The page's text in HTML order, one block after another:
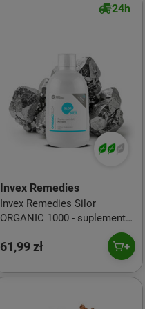
24h
Invex Remedies
Invex Remedies Silor
ORGANIC 1000 - suplement
61,99 zł